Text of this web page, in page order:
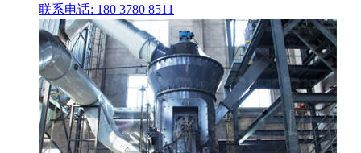
联系电话: 180 3780 8511